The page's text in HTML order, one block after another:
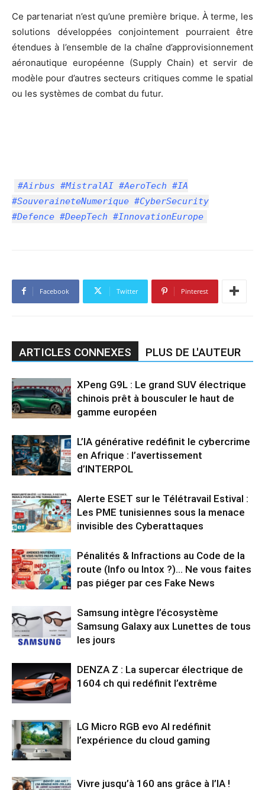
Ce partenariat n’est qu’une première brique. À terme, les
solutions développées conjointement pourraient être
étendues à l’ensemble de la chaîne d’approvisionnement
aéronautique européenne (Supply Chain) et servir de
modèle pour d’autres secteurs critiques comme le spatial
ou les systèmes de combat du futur.
#Airbus #MistralAI #AeroTech #IA
#SouveraineteNumerique #CyberSecurity
#Defence #DeepTech #InnovationEurope
Facebook Twitter Pinterest
ARTICLES CONNEXES PLUS DE L'AUTEUR
XPeng G9L : Le grand SUV électrique
chinois prêt à bousculer le haut de
gamme européen
L’IA générative redéfinit le cybercrime
en Afrique : l’avertissement
d’INTERPOL
Alerte ESET sur le Télétravail Estival :
Les PME tunisiennes sous la menace
invisible des Cyberattaques
Pénalités & Infractions au Code de la
route (Info ou Intox ?)… Ne vous faites
pas piéger par ces Fake News
Samsung intègre l’écosystème
Samsung Galaxy aux Lunettes de tous
les jours
DENZA Z : La supercar électrique de
1604 ch qui redéfinit l’extrême
LG Micro RGB evo AI redéfinit
l’expérience du cloud gaming
Vivre jusqu’à 160 ans grâce à l’IA !